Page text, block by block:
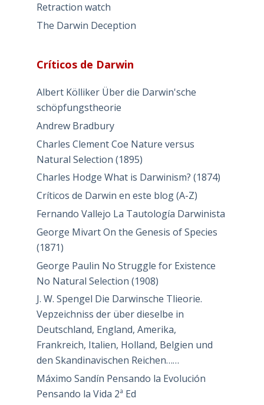
Retraction watch
The Darwin Deception
Críticos de Darwin
Albert Kölliker Über die Darwin'sche
schöpfungstheorie
Andrew Bradbury
Charles Clement Coe Nature versus
Natural Selection (1895)
Charles Hodge What is Darwinism? (1874)
Críticos de Darwin en este blog (A-Z)
Fernando Vallejo La Tautología Darwinista
George Mivart On the Genesis of Species
(1871)
George Paulin No Struggle for Existence
No Natural Selection (1908)
J. W. Spengel Die Darwinsche Tlieorie.
Vepzeichniss der über dieselbe in
Deutschland, England, Amerika,
Frankreich, Italien, Holland, Belgien und
den Skandinavischen Reichen……
Máximo Sandín Pensando la Evolución
Pensando la Vida 2ª Ed